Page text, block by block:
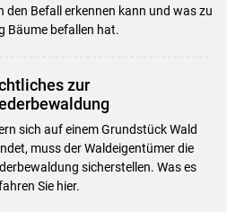
den Befall erkennen kann und was zu
Bäume befallen hat.
zur
sich auf einem Grundstück Wald
muss der Waldeigentümer die
sicherstellen. Was es
Sie hier.